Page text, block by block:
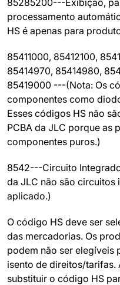
85285200---Exibição,
processamento
HS é apenas para
85411000, 85412100,
85414970, 85414980,
85419000 ---(Nota: Os
componentes como
Esses códigos HS não
PCBA da JLC porque as
componentes puros.)
8542---Circuito
da JLC não são circuitos
aplicado.)
O código HS deve ser
das mercadorias. Os
podem não ser elegíveis
isento de direitos/tarifas.
substituir o código HS